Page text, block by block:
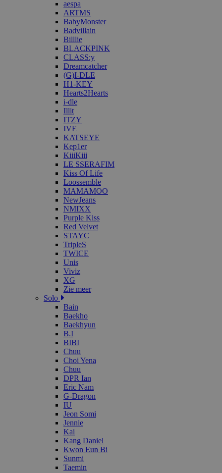
aespa
ARTMS
BabyMonster
Badvillain
Billlie
BLACKPINK
CLASS:y
Dreamcatcher
(G)I-DLE
H1-KEY
Hearts2Hearts
i-dle
Illit
ITZY
IVE
KATSEYE
Kep1er
KiiiKiii
LE SSERAFIM
Kiss Of Life
Loossemble
MAMAMOO
NewJeans
NMIXX
Purple Kiss
Red Velvet
STAYC
TripleS
TWICE
Unis
Viviz
XG
Zie meer
Solo
Bain
Baekho
Baekhyun
B.I
BIBI
Chuu
Choi Yena
Chuu
DPR Ian
Eric Nam
G-Dragon
IU
Jeon Somi
Jennie
Kai
Kang Daniel
Kwon Eun Bi
Sunmi
Taemin